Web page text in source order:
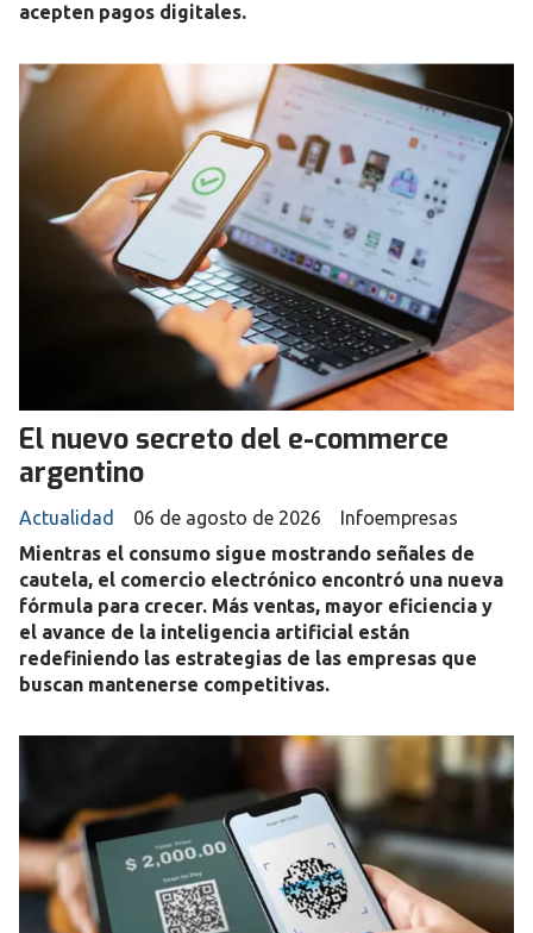
acepten pagos digitales.
El nuevo secreto del e-commerce
argentino
Infoempresas
Actualidad
06 de agosto de 2026
Mientras el consumo sigue mostrando señales de
cautela, el comercio electrónico encontró una nueva
fórmula para crecer. Más ventas, mayor eficiencia y
el avance de la inteligencia artificial están
redefiniendo las estrategias de las empresas que
buscan mantenerse competitivas.